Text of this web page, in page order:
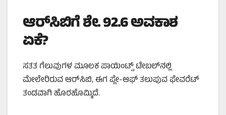
ಆರ್‌ಸಿಬಿಗೆ ಶೇ. 92.6 ಅವಕಾಶ
ಏಕೆ?
ಸತತ ಗೆಲುವುಗಳ ಮೂಲಕ ಪಾಯಿಂಟ್ಸ್ ಟೇಬಲ್‌ನಲ್ಲಿ
ಮೇಲೇರಿರುವ ಆರ್‌ಸಿಬಿ, ಈಗ ಪ್ಲೇ-ಆಫ್ ತಲುಪುವ ಫೇವರೆಟ್
ತಂಡವಾಗಿ ಹೊರಹೊಮ್ಮಿದೆ.